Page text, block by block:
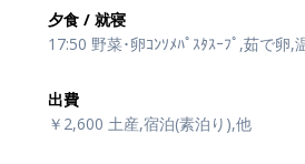
夕食 / 就寝
17:50 野菜･卵ｺﾝｿﾒﾊﾟｽﾀｽｰﾌﾟ,茹で卵
出費
￥2,600 土産,宿泊(素泊り),他